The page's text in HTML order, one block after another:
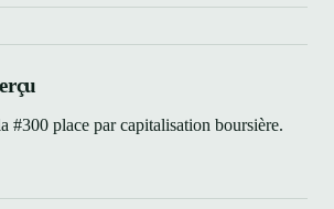
#300 place par capitalisation boursière.